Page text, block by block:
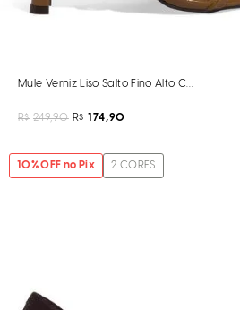
Mule Verniz Liso Salto Fino Alto Caramelo
R$ 249,90 R$ 174,90
10% OFF no Pix 2 CORES